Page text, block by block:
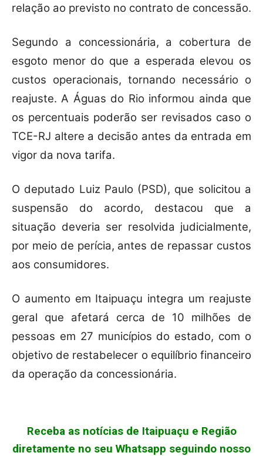
relação ao previsto no contrato de concessão.
Segundo a concessionária, a cobertura de
esgoto menor do que a esperada elevou os
custos operacionais, tornando necessário o
reajuste. A Águas do Rio informou ainda que
os percentuais poderão ser revisados caso o
TCE-RJ altere a decisão antes da entrada em
vigor da nova tarifa.
O deputado Luiz Paulo (PSD), que solicitou a
suspensão do acordo, destacou que a
situação deveria ser resolvida judicialmente,
por meio de perícia, antes de repassar custos
aos consumidores.
O aumento em Itaipuaçu integra um reajuste
geral que afetará cerca de 10 milhões de
pessoas em 27 municípios do estado, com o
objetivo de restabelecer o equilíbrio financeiro
da operação da concessionária.
Receba as notícias de Itaipuaçu e Região
diretamente no seu Whatsapp seguindo nosso